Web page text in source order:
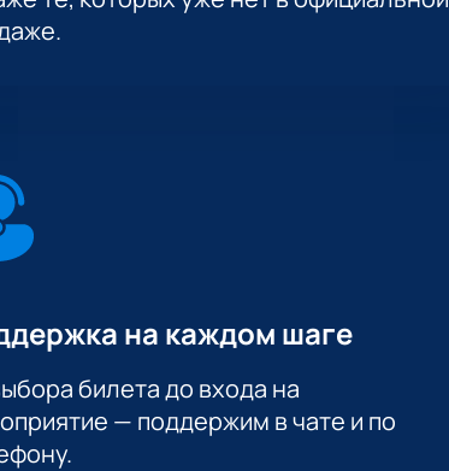
на каждом шаге
билета до входа на
— поддержим в чате и по